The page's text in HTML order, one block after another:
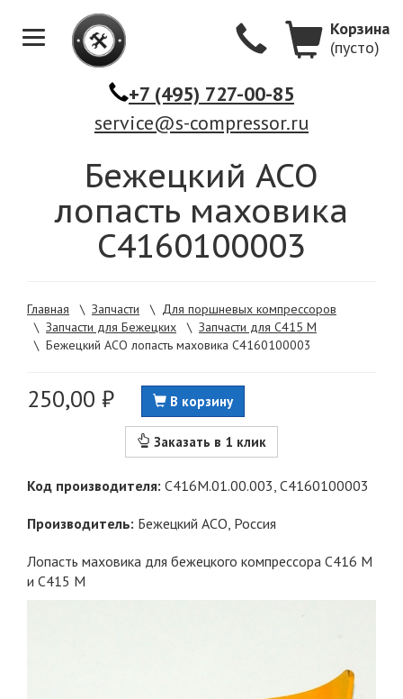
Меню
Корзина
(пусто)
+7 (495) 727-00-85
service@s-compressor.ru
Бежецкий АСО
лопасть маховика
С4160100003
Главная \ Запчасти \ Для поршневых компрессоров
\ Запчасти для Бежецких \ Запчасти для С415 М
\ Бежецкий АСО лопасть маховика С4160100003
250,00 ₽ В корзину
Заказать в 1 клик
Код производителя: С416М.01.00.003, С4160100003
Производитель: Бежецкий АСО, Россия
Лопасть маховика для бежецкого компрессора С416 М
и С415 М